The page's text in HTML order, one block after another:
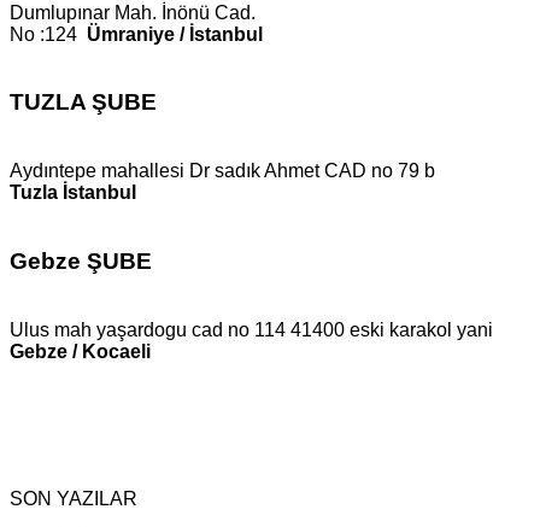
Dumlupınar Mah. İnönü Cad.
No :124 Ümraniye / İstanbul
TUZLA ŞUBE
Aydıntepe mahallesi Dr sadık Ahmet CAD no 79 b
Tuzla İstanbul
Gebze ŞUBE
Ulus mah yaşardogu cad no 114 41400 eski karakol yani
Gebze / Kocaeli
SON YAZILAR